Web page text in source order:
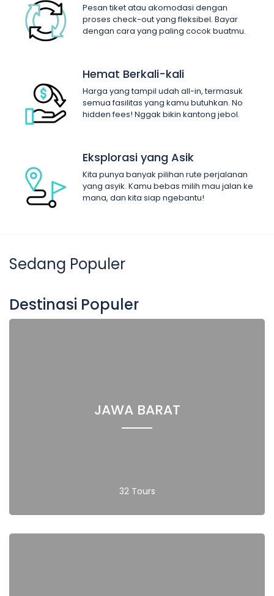
Pesan tiket atau akomodasi dengan
proses check-out yang fleksibel. Bayar
dengan cara yang paling cocok buatmu.
Hemat Berkali-kali
Harga yang tampil udah all-in, termasuk
semua fasilitas yang kamu butuhkan. No
hidden fees! Nggak bikin kantong jebol.
Eksplorasi yang Asik
Kita punya banyak pilihan rute perjalanan
yang asyik. Kamu bebas milih mau jalan ke
mana, dan kita siap ngebantu!
Sedang Populer
Destinasi Populer
JAWA BARAT
32 Tours